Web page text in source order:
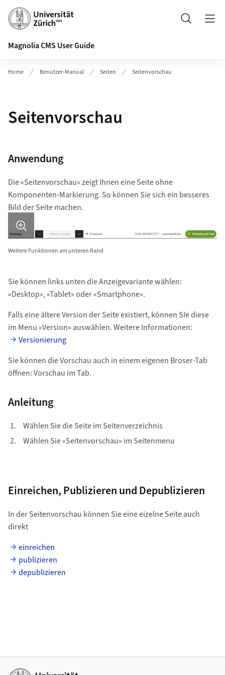
Header
Suche
Magnolia CMS User Guide
Home Benutzer-Manual Seiten Seitenvorschau
Seitenvorschau
Anwendung
Die «Seitenvorschau» zeigt Ihnen eine Seite ohne
Komponenten-Markierung. So können Sie sich ein besseres
Bild der Seite machen.
Bild in Detailansicht �ffnen
Weitere Funktionen am unteren Rand
Sie können links unten die Anzeigevariante wählen:
«Desktop», «Tablet» oder «Smartphone».
Falls eine ältere Version der Seite existiert, können SIe diese
im Menu «Version» auswählen. Weitere Informationen:
Versionierung
Sie können die Vorschau auch in einem eigenen Broser-Tab
öffnen: Vorschau im Tab.
Anleitung
Wählen Sie die Seite im Seitenverzeichnis
Wählen Sie «Seitenvorschau» im Seitenmenu
Einreichen, Publizieren und Depublizieren
In der Seitenvorschau können Sie eine eizelne Seite auch
direkt
einreichen
publizieren
depublizieren